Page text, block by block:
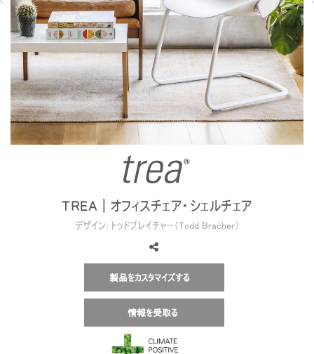
Partners
サポート
ショールームを探す
地域を変更
Opens
to
Facebook
Opens
to
Twitter
Opens
to
Linkedin
Opens
to
Instagram
Opens
to
Humanscale
Blog
Opens
to
Pinterest
Opens
to
YouTube
TREA | オフィスチェア・シェルチェア
デザイン：トッドブレイチャー（Todd Bracher）
製品をカスタマイズする
情報を受取る